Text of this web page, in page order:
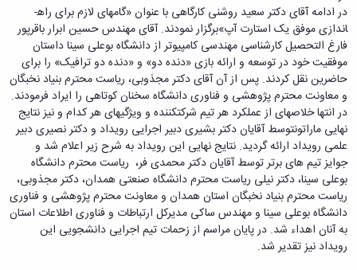
در ادامه آقای دکتر سعید روشنی کارگاهی با عنوان «گامهای لازم برای راه­
اندازی موفق یک استارت آپ»برگزار نمودند. آقای مهندس حسین ابرار باقرپور
فارغ التحصیل کارشناسی مهندسی کامپیوتر از دانشگاه بوعلی سینا داستان
موفقیت خود در توسعه و ارائه بازی «دنده دو» و «دنده دو ترافیک» را برای
حاضرین نقل کردند. پس از آن آقای دکتر مجذوبی، ریاست محترم بنیاد نخبگان
و معاونت محترم پژوهشی و فناوری دانشگاه سخنان کوتاهی را ایراد فرمودند.
در انتها خلاصه­ای از عملکرد هر تیم شرکت­کننده و ویژگی­های هر کدام و نیز نتایج
نهایی ماراتونتوسط آقایان دکتر بشیری دبیر اجرایی رویداد و دکتر نصیری دبیر
علمی رویداد ارائه گردید. نتایج نهایی این رویداد به شرح زیر اعلام شد و
جوایز تیم های برتر توسط آقایان دکتر محمدی فر، ریاست محترم دانشگاه
بوعلی سینا، دکتر نیلی ریاست محترم دانشگاه صنعتی همدان، دکتر مجذوبی،
ریاست محترم بنیاد نخبگان استان همدان و معاونت محترم پژوهشی و فناوری
دانشگاه بوعلی سینا و مهندس ساکی مدیرکل ارتباطات و فناوری اطلاعات استان
به آنان اهداء شد. در پایان مراسم از زحمات تیم اجرایی دانشجویی این
رویداد نیز تقدیر شد.